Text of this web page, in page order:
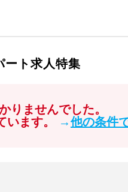
ート求人特集
りませんでした。
います。
→他の条件